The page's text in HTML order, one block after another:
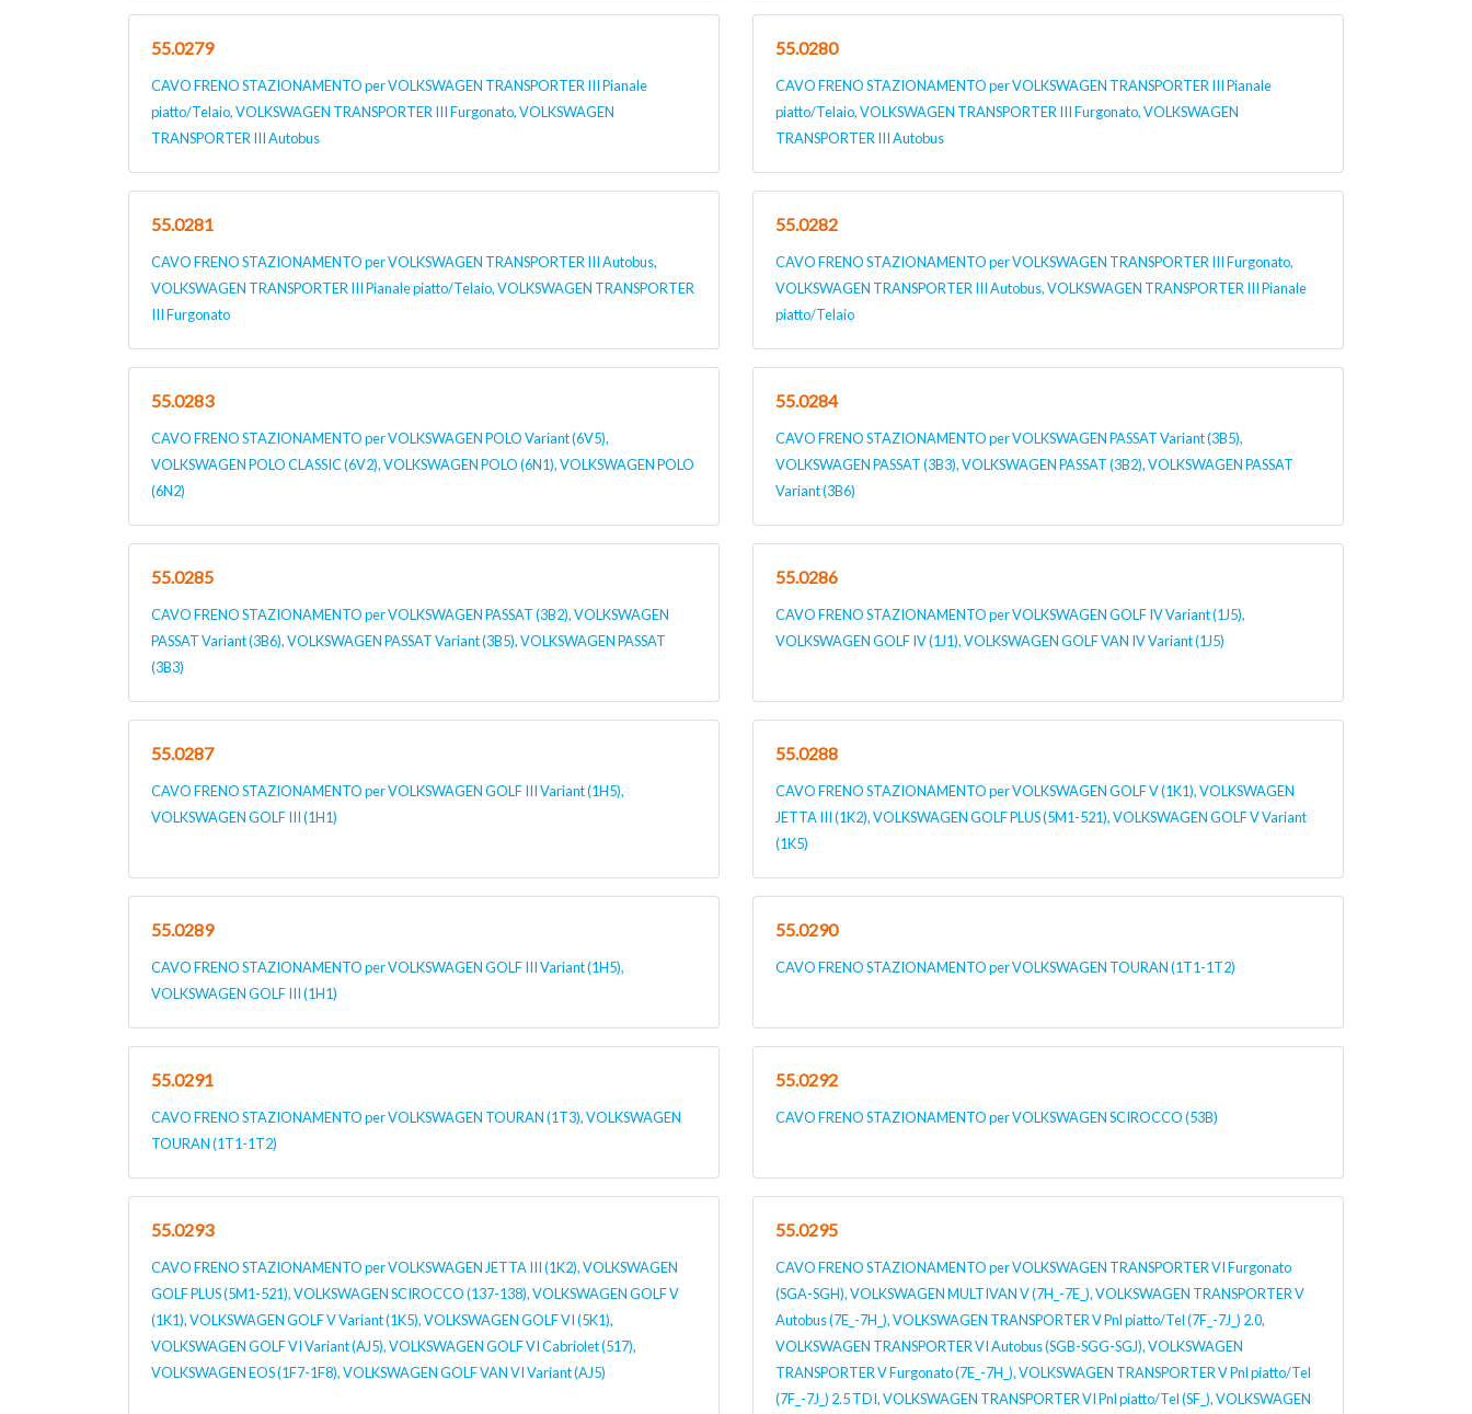
55.0279
CAVO FRENO STAZIONAMENTO per VOLKSWAGEN TRANSPORTER III Pianale
piatto/Telaio, VOLKSWAGEN TRANSPORTER III Furgonato, VOLKSWAGEN
TRANSPORTER III Autobus
55.0280
CAVO FRENO STAZIONAMENTO per VOLKSWAGEN TRANSPORTER III Pianale
piatto/Telaio, VOLKSWAGEN TRANSPORTER III Furgonato, VOLKSWAGEN
TRANSPORTER III Autobus
55.0281
CAVO FRENO STAZIONAMENTO per VOLKSWAGEN TRANSPORTER III Autobus,
VOLKSWAGEN TRANSPORTER III Pianale piatto/Telaio, VOLKSWAGEN TRANSPORTER
III Furgonato
55.0282
CAVO FRENO STAZIONAMENTO per VOLKSWAGEN TRANSPORTER III Furgonato,
VOLKSWAGEN TRANSPORTER III Autobus, VOLKSWAGEN TRANSPORTER III Pianale
piatto/Telaio
55.0283
CAVO FRENO STAZIONAMENTO per VOLKSWAGEN POLO Variant (6V5),
VOLKSWAGEN POLO CLASSIC (6V2), VOLKSWAGEN POLO (6N1), VOLKSWAGEN POLO
(6N2)
55.0284
CAVO FRENO STAZIONAMENTO per VOLKSWAGEN PASSAT Variant (3B5),
VOLKSWAGEN PASSAT (3B3), VOLKSWAGEN PASSAT (3B2), VOLKSWAGEN PASSAT
Variant (3B6)
55.0285
CAVO FRENO STAZIONAMENTO per VOLKSWAGEN PASSAT (3B2), VOLKSWAGEN
PASSAT Variant (3B6), VOLKSWAGEN PASSAT Variant (3B5), VOLKSWAGEN PASSAT
(3B3)
55.0286
CAVO FRENO STAZIONAMENTO per VOLKSWAGEN GOLF IV Variant (1J5),
VOLKSWAGEN GOLF IV (1J1), VOLKSWAGEN GOLF VAN IV Variant (1J5)
55.0287
CAVO FRENO STAZIONAMENTO per VOLKSWAGEN GOLF III Variant (1H5),
VOLKSWAGEN GOLF III (1H1)
55.0288
CAVO FRENO STAZIONAMENTO per VOLKSWAGEN GOLF V (1K1), VOLKSWAGEN
JETTA III (1K2), VOLKSWAGEN GOLF PLUS (5M1-521), VOLKSWAGEN GOLF V Variant
(1K5)
55.0289
CAVO FRENO STAZIONAMENTO per VOLKSWAGEN GOLF III Variant (1H5),
VOLKSWAGEN GOLF III (1H1)
55.0290
CAVO FRENO STAZIONAMENTO per VOLKSWAGEN TOURAN (1T1-1T2)
55.0291
CAVO FRENO STAZIONAMENTO per VOLKSWAGEN TOURAN (1T3), VOLKSWAGEN
TOURAN (1T1-1T2)
55.0292
CAVO FRENO STAZIONAMENTO per VOLKSWAGEN SCIROCCO (53B)
55.0293
CAVO FRENO STAZIONAMENTO per VOLKSWAGEN JETTA III (1K2), VOLKSWAGEN
GOLF PLUS (5M1-521), VOLKSWAGEN SCIROCCO (137-138), VOLKSWAGEN GOLF V
(1K1), VOLKSWAGEN GOLF V Variant (1K5), VOLKSWAGEN GOLF VI (5K1),
VOLKSWAGEN GOLF VI Variant (AJ5), VOLKSWAGEN GOLF VI Cabriolet (517),
VOLKSWAGEN EOS (1F7-1F8), VOLKSWAGEN GOLF VAN VI Variant (AJ5)
55.0295
CAVO FRENO STAZIONAMENTO per VOLKSWAGEN TRANSPORTER VI Furgonato
(SGA-SGH), VOLKSWAGEN MULTIVAN V (7H_-7E_), VOLKSWAGEN TRANSPORTER V
Autobus (7E_-7H_), VOLKSWAGEN TRANSPORTER V Pnl piatto/Tel (7F_-7J_) 2.0,
VOLKSWAGEN TRANSPORTER VI Autobus (SGB-SGG-SGJ), VOLKSWAGEN
TRANSPORTER V Furgonato (7E_-7H_), VOLKSWAGEN TRANSPORTER V Pnl piatto/Tel
(7F_-7J_) 2.5 TDI, VOLKSWAGEN TRANSPORTER VI Pnl piatto/Tel (SF_), VOLKSWAGEN